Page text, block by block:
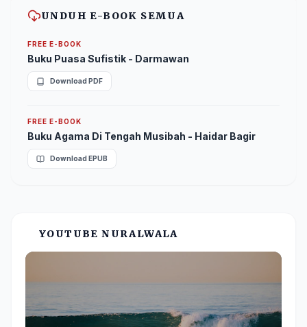
UNDUH E-BOOK SEMUA
FREE E-BOOK
Buku Puasa Sufistik - Darmawan
Download PDF
FREE E-BOOK
Buku Agama Di Tengah Musibah - Haidar Bagir
Download EPUB
YOUTUBE NURALWALA